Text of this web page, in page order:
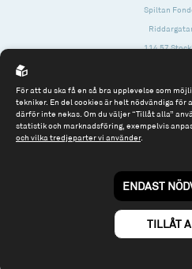
Spiltan
114 57
Tel: 08 - 545
Till
© 2026 - Spiltan
By
För att du ska få en så bra upplevelse som
tekniker. En del cookies är helt nödvändiga för
därför inte nekas. Om du väljer “Tillåt alla”
statistik och marknadsföring, exempelvis
och vilka tredjeparter vi använder.
ENDAST
TILLÅT